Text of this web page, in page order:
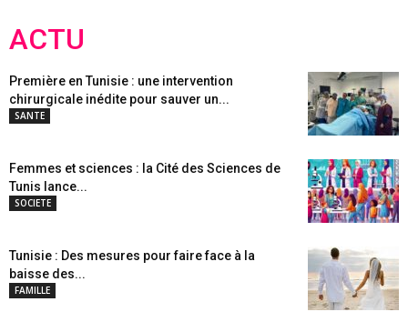
ACTU
Première en Tunisie : une intervention
chirurgicale inédite pour sauver un...
SANTE
Femmes et sciences : la Cité des Sciences de
Tunis lance...
SOCIETE
Tunisie : Des mesures pour faire face à la
baisse des...
FAMILLE